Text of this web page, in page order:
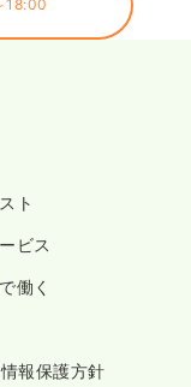
18:00
ト
ビス
働く
報保護方針